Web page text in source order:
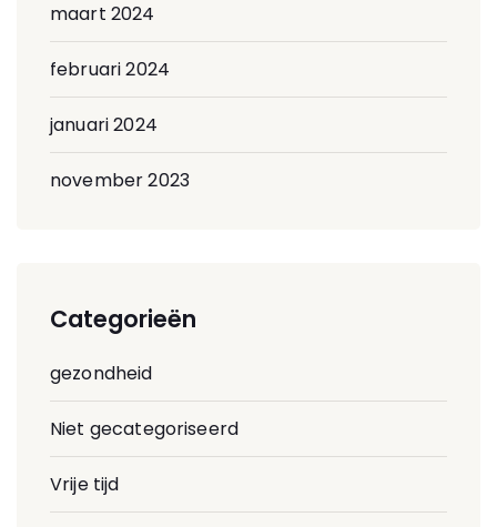
maart 2024
februari 2024
januari 2024
november 2023
Categorieën
gezondheid
Niet gecategoriseerd
Vrije tijd